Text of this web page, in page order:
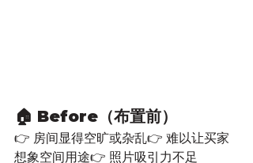
🏠 Before（布置前）
👉 房间显得空旷或杂乱👉 难以让买家
想象空间用途👉 照片吸引力不足